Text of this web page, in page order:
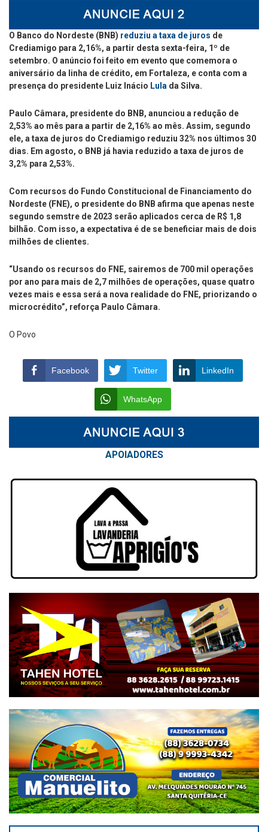
O Banco do Nordeste (BNB) reduziu a taxa de juros de
Crediamigo para 2,16%, a partir desta sexta-feira, 1º de
setembro. O anúncio foi feito em evento que comemora o
aniversário da linha de crédito, em Fortaleza, e conta com a
presença do presidente Luiz Inácio Lula da Silva.
Paulo Câmara, presidente do BNB, anunciou a redução de
2,53% ao mês para a partir de 2,16% ao mês. Assim, segundo
ele, a taxa de juros do Crediamigo reduziu 32% nos últimos 30
dias. Em agosto, o BNB já havia reduzido a taxa de juros de
3,2% para 2,53%.
Com recursos do Fundo Constitucional de Financiamento do
Nordeste (FNE), o presidente do BNB afirma que apenas neste
segundo semstre de 2023 serão aplicados cerca de R$ 1,8
bilhão. Com isso, a expectativa é de se beneficiar mais de dois
milhões de clientes.
“Usando os recursos do FNE, sairemos de 700 mil operações
por ano para mais de 2,7 milhões de operações, quase quatro
vezes mais e essa será a nova realidade do FNE, priorizando o
microcrédito”, reforça Paulo Câmara.
O Povo
Facebook Twitter LinkedIn
WhatsApp
APOIADORES